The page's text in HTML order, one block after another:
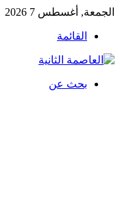
الجمعة, أغسطس 7 2026
القائمة
بحث عن